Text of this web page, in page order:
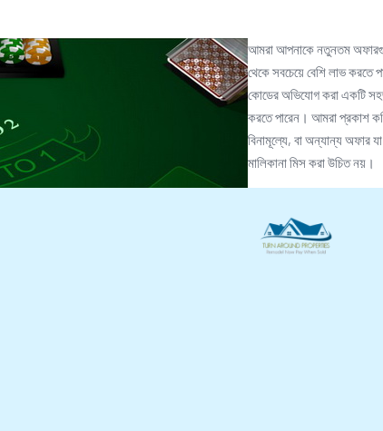
আমরা আপনাকে নতুনতম
থেকে সবচেয়ে বেশি লাভ করতে
কোডের অভিযোগ করা একটি
করতে পারেন। আমরা প্রকাশ
বিনামূল্যে, বা অন্যান্য অফার
মালিকানা মিস করা উচিত নয়।